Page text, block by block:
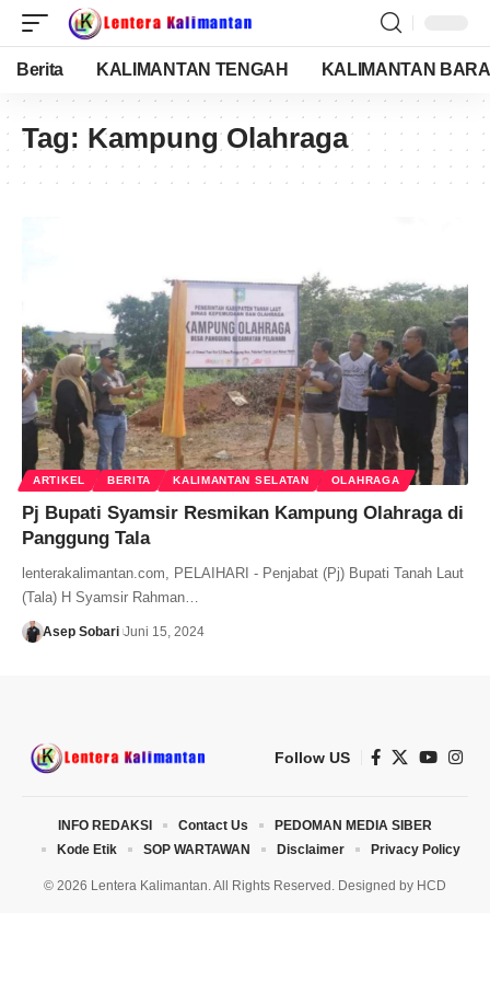
Berita KALIMANTAN TENGAH KALIMANTAN
Tag: Kampung Olahraga
ARTIKEL BERITA KALIMANTAN SELATAN OLAHRAGA
Pj Bupati Syamsir Resmikan Kampung Olahraga di
Panggung Tala
lenterakalimantan.com, PELAIHARI - Penjabat (Pj) Bupati Tanah Laut
(Tala) H Syamsir Rahman…
Asep Sobari Juni 15, 2024
Follow US
© 2026 Lentera Kalimantan. All Rights Reserved. Designed by HCD
INFO REDAKSI Contact Us
PEDOMAN MEDIA SIBER
Kode Etik
SOP WARTAWAN Disclaimer Privacy Policy